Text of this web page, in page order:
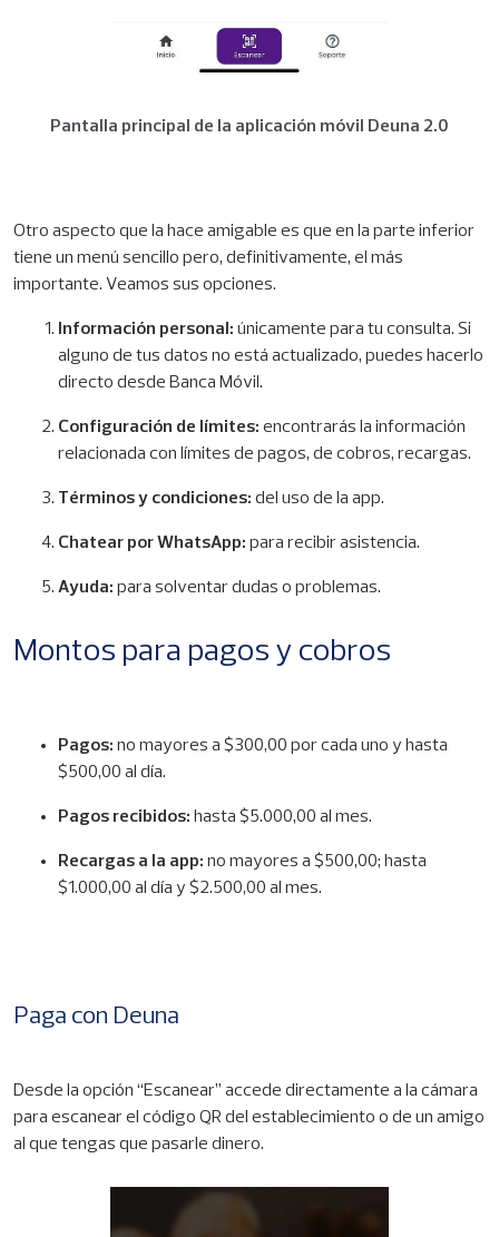
Pantalla principal de la aplicación móvil Deuna 2.0
Otro aspecto que la hace amigable es que en la parte inferior
tiene un menú sencillo pero, definitivamente, el más
importante. Veamos sus opciones.
Información personal: únicamente para tu consulta. Si
alguno de tus datos no está actualizado, puedes hacerlo
directo desde Banca Móvil.
Configuración de límites: encontrarás la información
relacionada con límites de pagos, de cobros, recargas.
Términos y condiciones: del uso de la app.
Chatear por WhatsApp: para recibir asistencia.
Ayuda: para solventar dudas o problemas.
Montos para pagos y cobros
Pagos: no mayores a $300,00 por cada uno y hasta
$500,00 al día.
Pagos recibidos: hasta $5.000,00 al mes.
Recargas a la app: no mayores a $500,00; hasta
$1.000,00 al día y $2.500,00 al mes.
Paga con Deuna
Desde la opción “Escanear” accede directamente a la cámara
para escanear el código QR del establecimiento o de un amigo
al que tengas que pasarle dinero.